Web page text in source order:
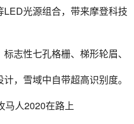
光源组合，带来摩登科技
志性七孔格栅、梯形轮眉、
，雪域中自带超高识别度。